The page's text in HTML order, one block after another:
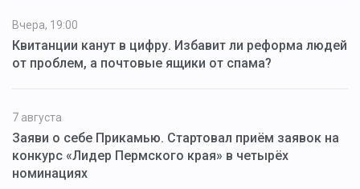
Вчера, 19:00
Квитанции канут в цифру. Избавит ли реформа людей
от проблем, а почтовые ящики от спама?
7 августа
Заяви о себе Прикамью. Стартовал приём заявок на
конкурс «Лидер Пермского края» в четырёх
номинациях